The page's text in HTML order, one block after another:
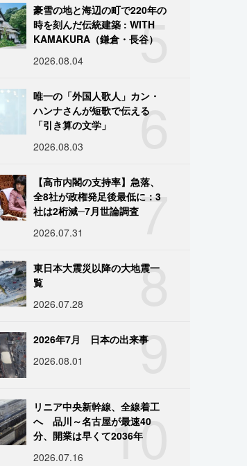
5
豪雪の地と海辺の町で220年の
時を刻んだ伝統建築 : WITH
KAMAKURA（鎌倉・長谷）
2026.08.04
6
唯一の「外国人歌人」カン・
ハンナさんが短歌で伝える
「引き算の文学」
2026.08.03
7
【高市内閣の支持率】急落、
全8社が政権発足後最低に：3
社は2桁減─7月世論調査
2026.07.31
8
東日本大震災以降の大地震一
覧
2026.07.28
9
2026年7月 日本の出来事
2026.08.01
10
リニア中央新幹線、全線着工
へ 品川～名古屋が最速40
分、開業は早くて2036年
2026.07.16